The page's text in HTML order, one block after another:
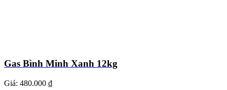
Gas Bình Minh Xanh 12kg
Giá: 480.000 ₫